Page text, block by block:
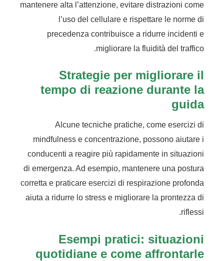
mantenere alta l’attenzione, evitare distrazioni come
l’uso del cellulare e rispettare le norme di
precedenza contribuisce a ridurre incidenti e
migliorare la fluidità del traffico.
Strategie per migliorare il
tempo di reazione durante la
guida
Alcune tecniche pratiche, come esercizi di
mindfulness e concentrazione, possono aiutare i
conducenti a reagire più rapidamente in situazioni
di emergenza. Ad esempio, mantenere una postura
corretta e praticare esercizi di respirazione profonda
aiuta a ridurre lo stress e migliorare la prontezza di
riflessi.
Esempi pratici: situazioni
quotidiane e come affrontarle